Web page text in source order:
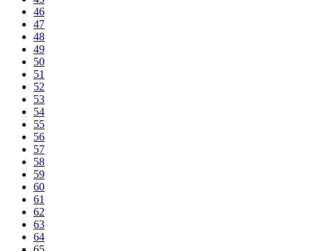
46
47
48
49
50
51
52
53
54
55
56
57
58
59
60
61
62
63
64